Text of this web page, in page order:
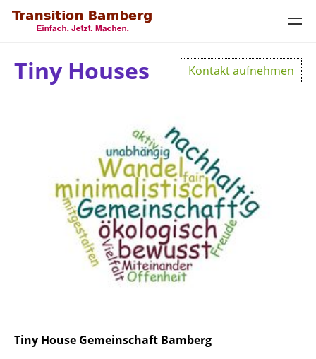
Kontakt aufnehmen
Tiny Houses
Tiny House Gemeinschaft Bamberg